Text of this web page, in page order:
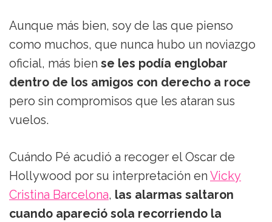
Aunque más bien, soy de las que pienso
como muchos, que nunca hubo un noviazgo
oficial, más bien se les podía englobar
dentro de los amigos con derecho a roce
pero sin compromisos que les ataran sus
vuelos.
Cuándo Pé acudió a recoger el Oscar de
Hollywood por su interpretación en Vicky
Cristina Barcelona, las alarmas saltaron
cuando apareció sola recorriendo la